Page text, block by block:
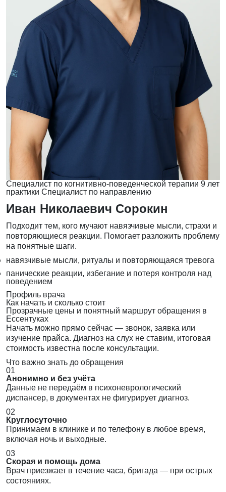
Специалист по когнитивно-поведенческой терапии 9 лет
практики Специалист по направлению
Иван Николаевич Сорокин
Подходит тем, кого мучают навязчивые мысли, страхи и
повторяющиеся реакции. Помогает разложить проблему
на понятные шаги.
навязчивые мысли, ритуалы и повторяющаяся тревога
панические реакции, избегание и потеря контроля над
поведением
Профиль врача
Как начать и сколько стоит
Прозрачные цены и понятный маршрут обращения в
Ессентуках
Начать можно прямо сейчас — звонок, заявка или
изучение прайса. Диагноз на слух не ставим, итоговая
стоимость известна после консультации.
Что важно знать до обращения
01
Анонимно и без учёта
Данные не передаём в психоневрологический
диспансер, в документах не фигурирует диагноз.
02
Круглосуточно
Принимаем в клинике и по телефону в любое время,
включая ночь и выходные.
03
Скорая и помощь дома
Врач приезжает в течение часа, бригада — при острых
состояниях.